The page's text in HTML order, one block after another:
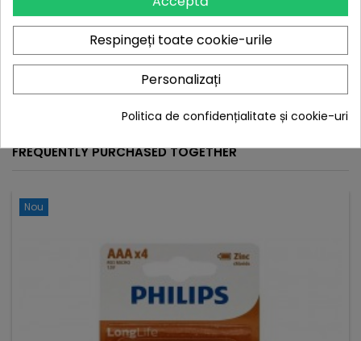
Pret
46,77 lei Pret
22,37 lei
FREQUENTLY PURCHASED TOGETHER
Nou
Respingeți toate cookie-urile
Personalizați
Politica de confidențialitate și cookie-uri